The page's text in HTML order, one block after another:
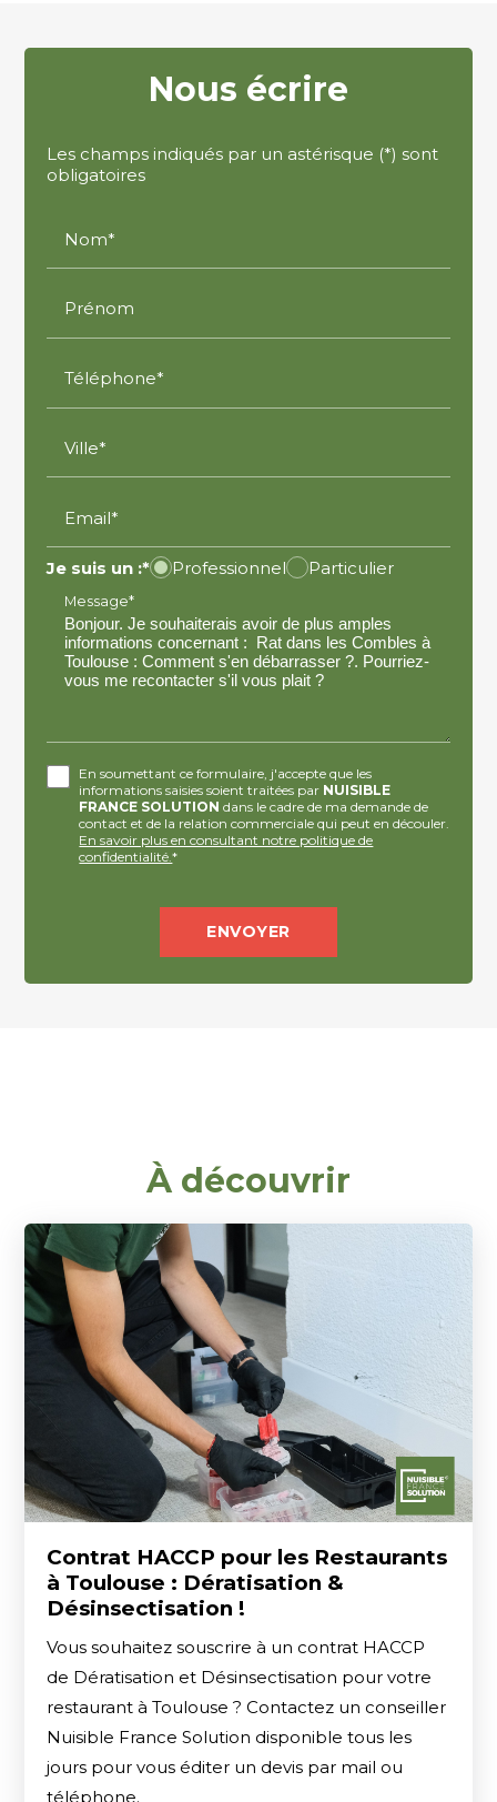
Nous écrire
Les champs indiqués par un astérisque (*) sont
obligatoires
Nom*
Prénom
Téléphone*
Ville*
Email*
Je suis un :* Professionnel Particulier
Message*
En soumettant ce formulaire, j'accepte que les
informations saisies soient traitées par NUISIBLE
FRANCE SOLUTION dans le cadre de ma demande de
contact et de la relation commerciale qui peut en découler.
En savoir plus en consultant notre politique de
confidentialité.*
À découvrir
Contrat HACCP pour les Restaurants
à Toulouse : Dératisation &
Désinsectisation !
Vous souhaitez souscrire à un contrat HACCP
de Dératisation et Désinsectisation pour votre
restaurant à Toulouse ? Contactez un conseiller
Nuisible France Solution disponible tous les
jours pour vous éditer un devis par mail ou
téléphone.